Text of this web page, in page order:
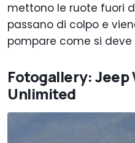
mettono le ruote fuori
passano di colpo e
pompare come si deve
Fotogallery: Jeep
Unlimited